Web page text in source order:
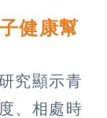
健康幫
究顯示青
、相處時